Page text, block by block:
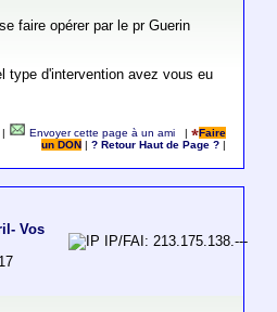
faire opérer par le pr Guerin
type d'intervention avez vous eu
Envoyer cette page à un ami |
Faire
un DON
|? Retour Haut de Page ?
Vos
IP/FAI: 213.175.138.---